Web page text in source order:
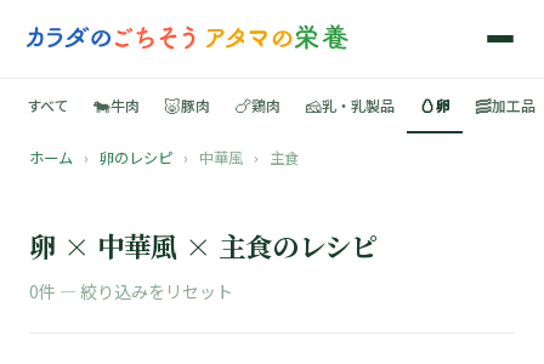
📚
すべて 🐄牛肉 🐷豚肉 🍗鶏肉 🧀乳・乳製品 🥚卵 🥓加工品
ホーム › 卵のレシピ › 中華風 › 主食
卵 × 中華風 × 主食のレシピ
0件 — 絞り込みをリセット